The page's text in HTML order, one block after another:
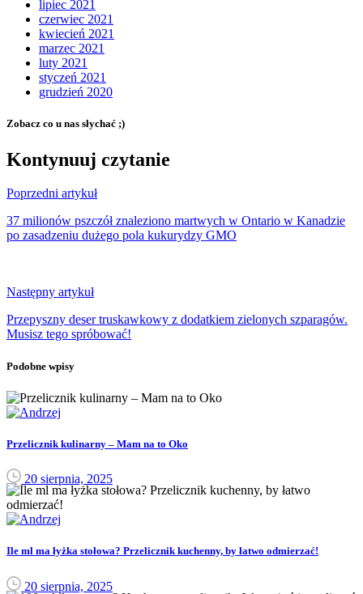
lipiec 2021
czerwiec 2021
kwiecień 2021
marzec 2021
luty 2021
styczeń 2021
grudzień 2020
Zobacz co u nas słychać ;)
Kontynuuj czytanie
Poprzedni artykuł
37 milionów pszczół znaleziono martwych w Ontario w Kanadzie
po zasadzeniu dużego pola kukurydzy GMO
Następny artykuł
Przepyszny deser truskawkowy z dodatkiem zielonych szparagów.
Musisz tego spróbować!
Podobne wpisy
Przelicznik kulinarny – Mam na to Oko
20 sierpnia, 2025
Ile ml ma łyżka stołowa? Przelicznik kuchenny, by łatwo odmierzać!
20 sierpnia, 2025